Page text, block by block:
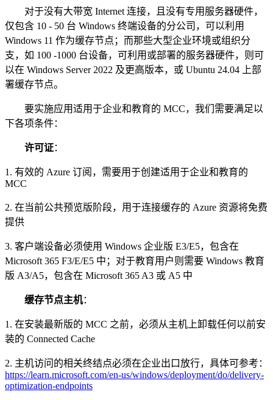
对于没有大带宽 Internet 连接，且没有专用服务器硬件，
仅包含 10 - 50 台 Windows 终端设备的分公司，可以利用
Windows 11 作为缓存节点；而那些大型企业环境或组织分
支，如 100 -1000 台设备，可利用或部署的服务器硬件，则可
以在 Windows Server 2022 及更高版本，或 Ubuntu 24.04 上部
署缓存节点。
要实施应用适用于企业和教育的 MCC，我们需要满足以
下各项条件：
许可证：
1. 有效的 Azure 订阅，需要用于创建适用于企业和教育的
MCC
2. 在当前公共预览版阶段，用于连接缓存的 Azure 资源将免费
提供
3. 客户端设备必须使用 Windows 企业版 E3/E5，包含在
Microsoft 365 F3/E/E5 中；对于教育用户则需要 Windows 教育
版 A3/A5，包含在 Microsoft 365 A3 或 A5 中
缓存节点主机：
1. 在安装最新版的 MCC 之前，必须从主机上卸载任何以前安
装的 Connected Cache
2. 主机访问的相关终结点必须在企业出口放行，具体可参考：
https://learn.microsoft.com/en-us/windows/deployment/do/delivery-
optimization-endpoints